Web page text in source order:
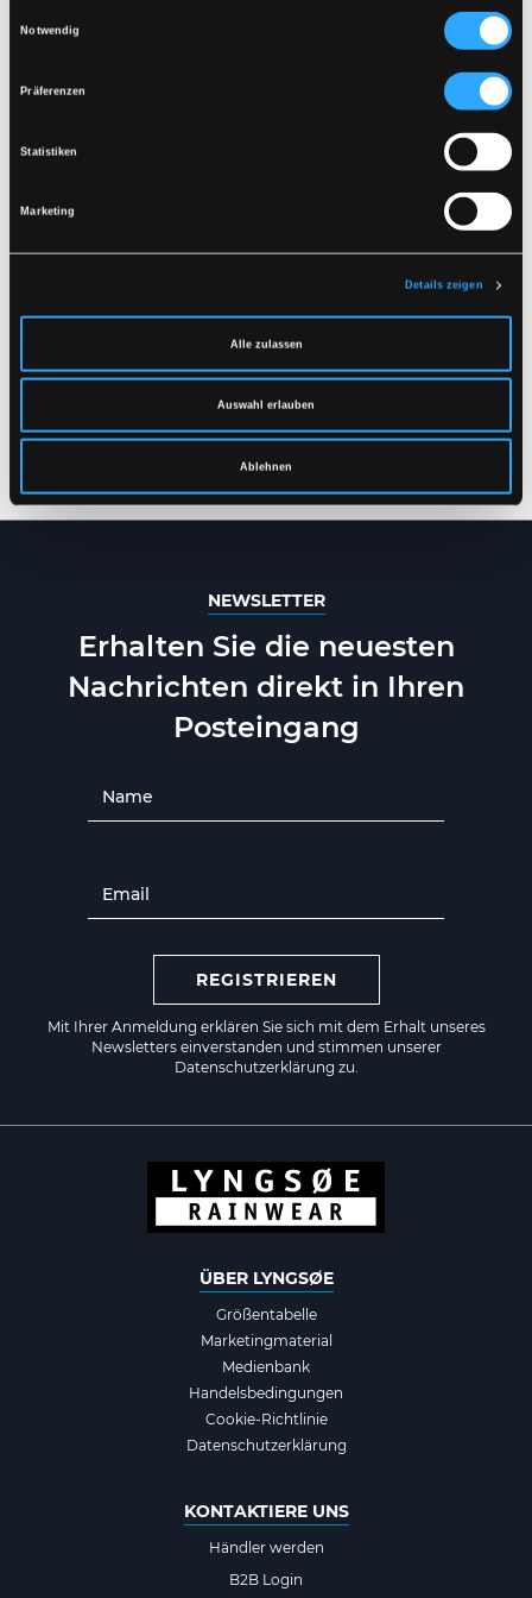
Notwendig
Präferenzen
Statistiken
Marketing
Details zeigen
Alle zulassen
Auswahl erlauben
Ablehnen
REGENLATZHOSE IN
S - 4XL
REGENJACKE IN EXTRA
STARKER PVC-
NEWSLETTER
Erhalten Sie die neuesten
Nachrichten direkt in Ihren
Posteingang
REGISTRIEREN
Mit Ihrer Anmeldung erklären Sie sich mit dem Erhalt unseres
Newsletters einverstanden und stimmen unserer
Datenschutzerklärung zu.
ÜBER LYNGSØE
Größentabelle
Marketingmaterial
Medienbank
Handelsbedingungen
Cookie-Richtlinie
Datenschutzerklärung
KONTAKTIERE UNS
Händler werden
B2B Login